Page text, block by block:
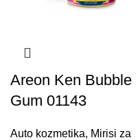
Areon Ken Bubble
Gum 01143
Auto kozmetika, Mirisi za